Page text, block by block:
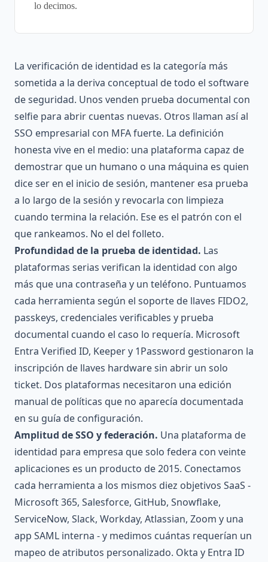
lo decimos.
La verificación de identidad es la categoría más
sometida a la deriva conceptual de todo el software
de seguridad. Unos venden prueba documental con
selfie para abrir cuentas nuevas. Otros llaman así al
SSO empresarial con MFA fuerte. La definición
honesta vive en el medio: una plataforma capaz de
demostrar que un humano o una máquina es quien
dice ser en el inicio de sesión, mantener esa prueba
a lo largo de la sesión y revocarla con limpieza
cuando termina la relación. Ese es el patrón con el
que rankeamos. No el del folleto.
Profundidad de la prueba de identidad. Las
plataformas serias verifican la identidad con algo
más que una contraseña y un teléfono. Puntuamos
cada herramienta según el soporte de llaves FIDO2,
passkeys, credenciales verificables y prueba
documental cuando el caso lo requería. Microsoft
Entra Verified ID, Keeper y 1Password gestionaron la
inscripción de llaves hardware sin abrir un solo
ticket. Dos plataformas necesitaron una edición
manual de políticas que no aparecía documentada
en su guía de configuración.
Amplitud de SSO y federación. Una plataforma de
identidad para empresa que solo federa con veinte
aplicaciones es un producto de 2015. Conectamos
cada herramienta a los mismos diez objetivos SaaS -
Microsoft 365, Salesforce, GitHub, Snowflake,
ServiceNow, Slack, Workday, Atlassian, Zoom y una
app SAML interna - y medimos cuántas requerían un
mapeo de atributos personalizado. Okta y Entra ID